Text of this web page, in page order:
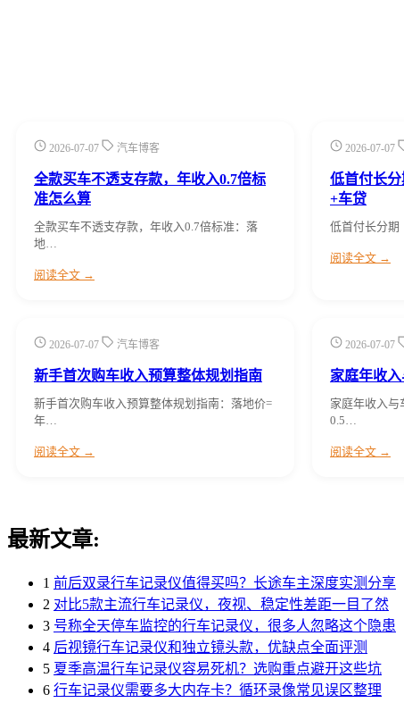
2026-07-07 汽车博客
全款买车不透支存款，年收入0.7倍标
准怎么算
全款买车不透支存款，年收入0.7倍标准：落
地…
阅读全文 →
2026-07-07
低首付长
+车贷
低首付长分期
阅读全文 →
2026-07-07 汽车博客
新手首次购车收入预算整体规划指南
新手首次购车收入预算整体规划指南：落地价=
年…
阅读全文 →
2026-07-07
家庭年收
家庭年收入与
0.5…
阅读全文 →
最新文章:
1 前后双录行车记录仪值得买吗？长途车主深度实测分享
2 对比5款主流行车记录仪，夜视、稳定性差距一目了然
3 号称全天停车监控的行车记录仪，很多人忽略这个隐患
4 后视镜行车记录仪和独立镜头款，优缺点全面评测
5 夏季高温行车记录仪容易死机？选购重点避开这些坑
6 行车记录仪需要多大内存卡？循环录像常见误区整理